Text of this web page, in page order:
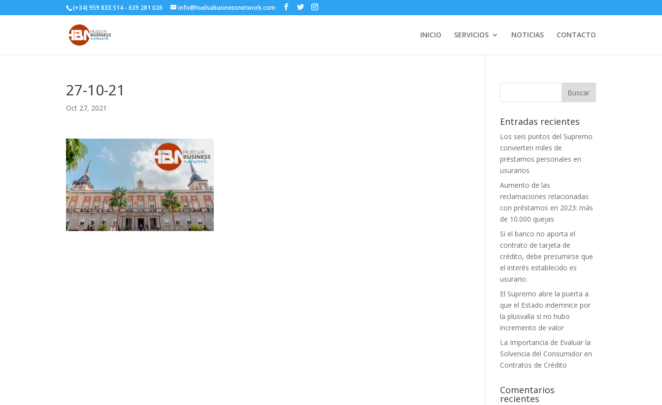
(+34) 959 833 514 - 639 281 026 info@huelvabusinessnetwork.com
INICIO SERVICIOS NOTICIAS CONTACTO
27-10-21
Oct 27, 2021
Entradas recientes
Los seis puntos del Supremo
convierten miles de
préstamos personales en
usurarios
Aumento de las
reclamaciones relacionadas
con préstamos en 2023: más
de 10.000 quejas
Si el banco no aporta el
contrato de tarjeta de
crédito, debe presumirse que
el interés establecido es
usurario.
El Supremo abre la puerta a
que el Estado indemnice por
la plusvalía si no hubo
incremento de valor
La Importancia de Evaluar la
Solvencia del Consumidor en
Contratos de Crédito
Comentarios
recientes